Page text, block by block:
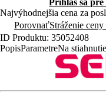
Prihlás sa
Najvýhodnejšia cena za
PorovnaťStráženie
ID Produktu: 35052408
PopisParametreNa